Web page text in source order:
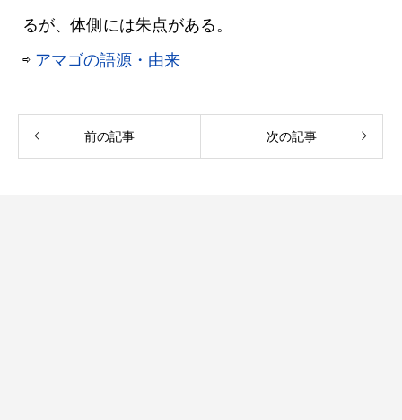
るが、体側には朱点がある。
⇨ アマゴの語源・由来
前の記事 次の記事